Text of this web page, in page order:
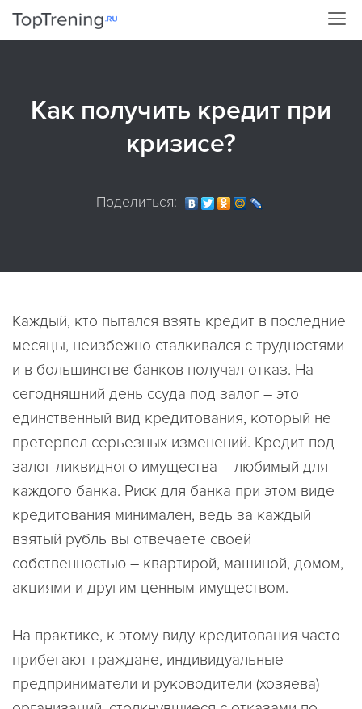
Как получить кредит при
кризисе?
Поделиться:
Каждый, кто пытался взять кредит в последние
месяцы, неизбежно сталкивался с трудностями
и в большинстве банков получал отказ. На
сегодняшний день ссуда под залог – это
единственный вид кредитования, который не
претерпел серьезных изменений. Кредит под
залог ликвидного имущества – любимый для
каждого банка. Риск для банка при этом виде
кредитования минимален, ведь за каждый
взятый рубль вы отвечаете своей
собственностью – квартирой, машиной, домом,
акциями и другим ценным имуществом.
На практике, к этому виду кредитования часто
прибегают граждане, индивидуальные
предприниматели и руководители (хозяева)